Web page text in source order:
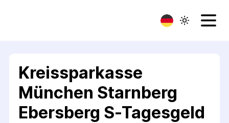
Kreissparkasse
München Starnberg
Ebersberg S-Tagesgeld